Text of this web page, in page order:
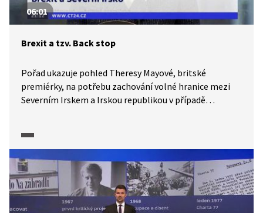
06:01
Brexit a tzv. Back stop
Pořad ukazuje pohled Theresy Mayové, britské
premiérky, na potřebu zachování volné hranice mezi
Severním Irskem a Irskou republikou v případě